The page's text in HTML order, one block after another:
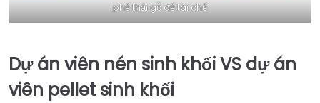
phế thải gỗ để tái chế
Dự án viên nén sinh khối VS dự án
viên pellet sinh khối